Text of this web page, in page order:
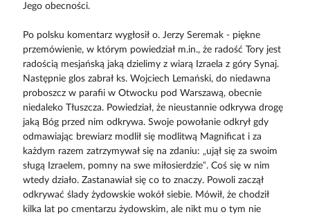
Jego obecności.
Po polsku komentarz wygłosił o. Jerzy Seremak - piękne
przemówienie, w którym powiedział m.in., że radość Tory jest
radością mesjańską jaką dzielimy z wiarą Izraela z góry Synaj.
Następnie glos zabrał ks. Wojciech Lemański, do niedawna
proboszcz w parafii w Otwocku pod Warszawą, obecnie
niedaleko Tłuszcza. Powiedział, że nieustannie odkrywa drogę
jaką Bóg przed nim odkrywa. Swoje powołanie odkrył gdy
odmawiając brewiarz modlił się modlitwą Magnificat i za
każdym razem zatrzymywał się na zdaniu: „ujął się za swoim
sługą Izraelem, pomny na swe miłosierdzie”. Coś się w nim
wtedy działo. Zastanawiał się co to znaczy. Powoli zaczął
odkrywać ślady żydowskie wokół siebie. Mówił, że chodził
kilka lat po cmentarzu żydowskim, ale nikt mu o tym nie